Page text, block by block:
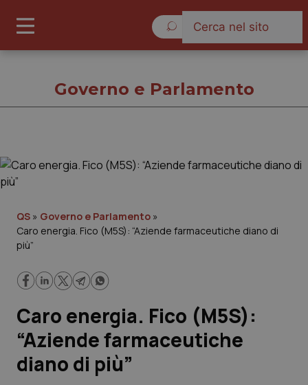
Governo e Parlamento
Regioni e Asl
Lavoro e Professioni
Scienza e Farmaci
Studi e Analisi
Governo e Parlamento
QS » Governo e Parlamento »
Caro energia. Fico (M5S): “Aziende farmaceutiche diano di
più”
Caro energia. Fico (M5S):
“Aziende farmaceutiche
diano di più”